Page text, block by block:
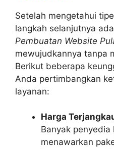
Setelah mengetahui
langkah selanjutnya
Pembuatan Website
mewujudkannya tanpa
Berikut beberapa
Anda pertimbangkan
layanan:
Harga
Banyak penyedia
menawarkan